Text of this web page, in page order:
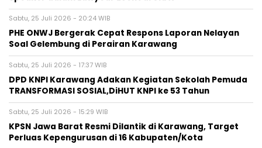
Sabtu, 25 Juli 2026 - 20:24 WIB
PHE ONWJ Bergerak Cepat Respons Laporan Nelayan
Soal Gelembung di Perairan Karawang
Sabtu, 25 Juli 2026 - 17:37 WIB
DPD KNPI Karawang Adakan Kegiatan Sekolah Pemuda
TRANSFORMASI SOSIAL,DiHUT KNPI ke 53 Tahun
Sabtu, 25 Juli 2026 - 15:29 WIB
KPSN Jawa Barat Resmi Dilantik di Karawang, Target
Perluas Kepengurusan di 16 Kabupaten/Kota